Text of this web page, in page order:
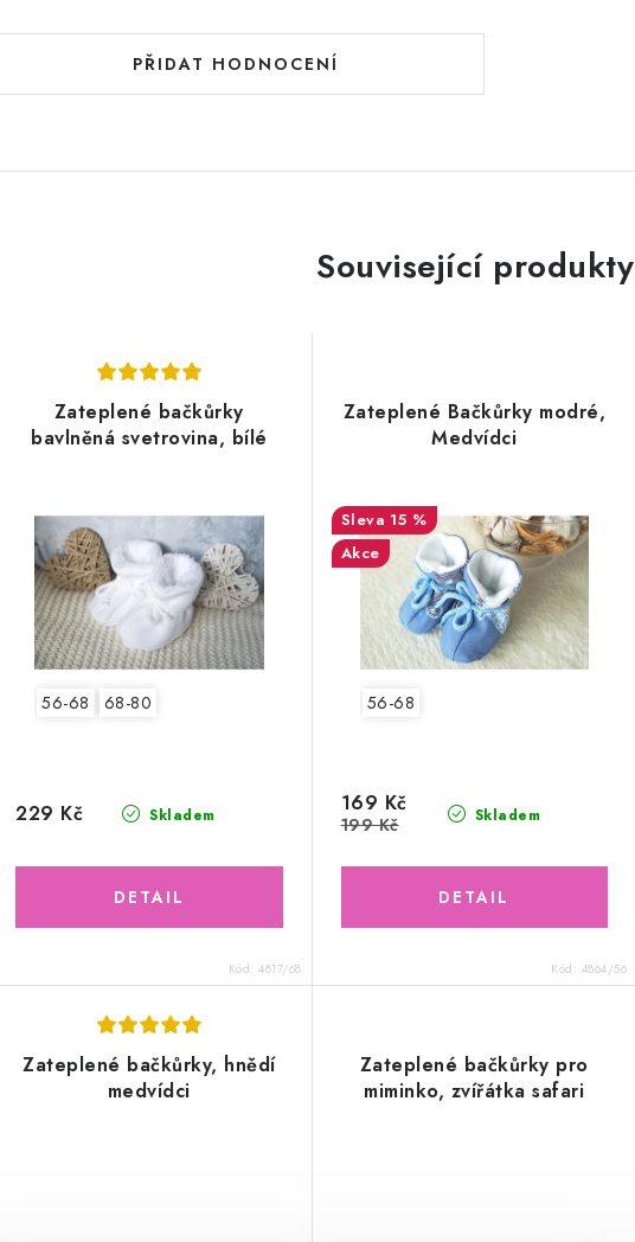
PŘIDAT HODNOCENÍ
Související produkty
Zateplené bačkůrky
bavlněná svetrovina, bílé
56-68 68-80
Skladem
229 Kč
Kód:4817/68
Zateplené Bačkůrky modré,
Medvídci
15 %
Akce
56-68
Skladem
169 Kč
199 Kč
Kód: 4864/56
Zateplené bačkůrky, hnědí
medvídci
Zateplené bačkůrky pro
miminko, zvířátka safari